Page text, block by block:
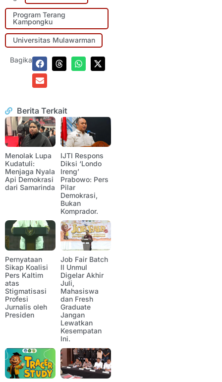
Program Terang
Kampongku
Universitas Mulawarman
Bagikan:
Berita Terkait
Menolak Lupa
Kudatuli:
Menjaga Nyala
Api Demokrasi
dari Samarinda
IJTI Respons
Diksi ‘Londo
Ireng’
Prabowo: Pers
Pilar
Demokrasi,
Bukan
Komprador.
Pernyataan
Sikap Koalisi
Pers Kaltim
atas
Stigmatisasi
Profesi
Jurnalis oleh
Presiden
Job Fair Batch
II Unmul
Digelar Akhir
Juli,
Mahasiswa
dan Fresh
Graduate
Jangan
Lewatkan
Kesempatan
Ini.